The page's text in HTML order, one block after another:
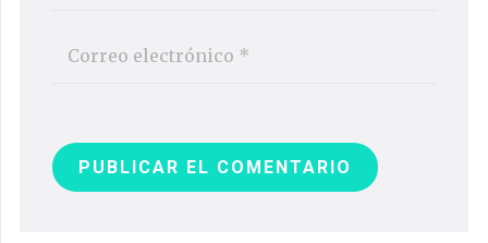
PUBLICAR EL COMENTARIO